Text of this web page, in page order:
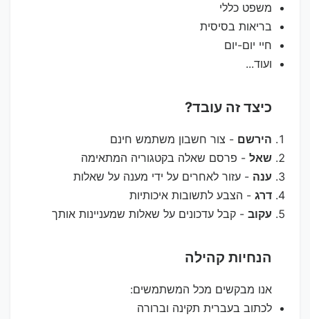
משפט כללי
בריאות בסיסית
חיי יום-יום
ועוד...
כיצד זה עובד?
הירשם - צור חשבון משתמש חינם
שאל - פרסם שאלה בקטגוריה המתאימה
ענה - עזור לאחרים על ידי מענה על שאלות
דרג - הצבע לתשובות איכותיות
עקוב - קבל עדכונים על שאלות שמעניינות אותך
הנחיות קהילה
אנו מבקשים מכל המשתמשים:
לכתוב בעברית תקינה וברורה